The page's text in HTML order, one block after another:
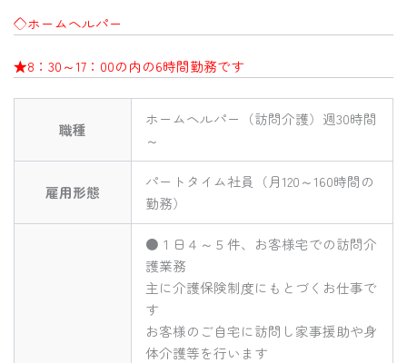
◇ホームヘルパー
★8：30～17：00の内の6時間勤務です
職種
ホームヘルパー（訪問介護）週30時間
～
雇用形態
パートタイム社員（月120～160時間の
勤務）
●１日４～５件、お客様宅での訪問介
護業務
主に介護保険制度にもとづくお仕事で
す
お客様のご自宅に訪問し家事援助や身
体介護等を行います